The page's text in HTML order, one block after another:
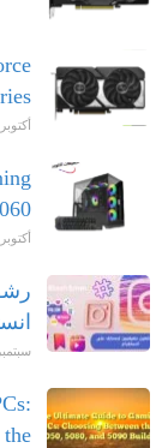
أكتوبر 22, 2025
أكتوبر 19, 2025
سبتمبر 20, 2025